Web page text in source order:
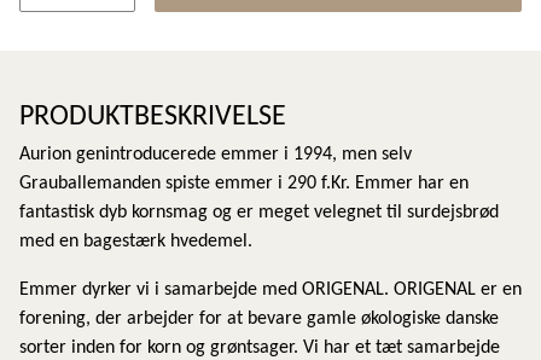
PRODUKTBESKRIVELSE
Aurion genintroducerede emmer i 1994, men selv
Grauballemanden spiste emmer i 290 f.Kr. Emmer har en
fantastisk dyb kornsmag og er meget velegnet til surdejsbrød
med en bagestærk hvedemel.
Emmer dyrker vi i samarbejde med ORIGENAL. ORIGENAL er en
forening, der arbejder for at bevare gamle økologiske danske
sorter inden for korn og grøntsager. Vi har et tæt samarbejde